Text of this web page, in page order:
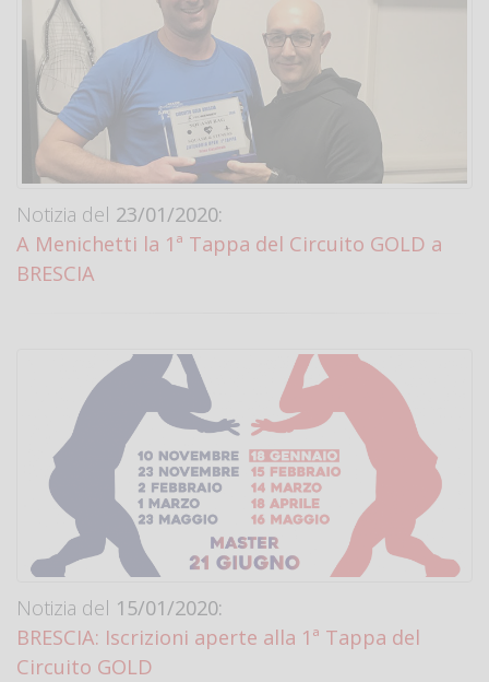
Notizia del 23/01/2020:
A Menichetti la 1ª Tappa del Circuito GOLD a
BRESCIA
Notizia del 15/01/2020:
BRESCIA: Iscrizioni aperte alla 1ª Tappa del
Circuito GOLD